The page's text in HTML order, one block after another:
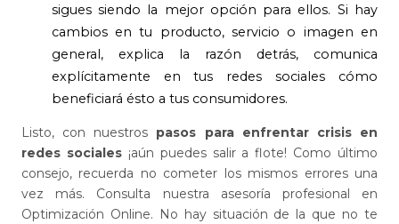
sigues siendo la mejor opción para ellos. Si hay
cambios en tu producto, servicio o imagen en
general, explica la razón detrás, comunica
explícitamente en tus redes sociales cómo
beneficiará ésto a tus consumidores.
Listo, con nuestros pasos para enfrentar crisis en
redes sociales¡aún puedes salir a flote! Como último
consejo, recuerda no cometer los mismos errores una
vez más. Consulta nuestra asesoría profesional en
Optimización Online. No hay situación de la que no te